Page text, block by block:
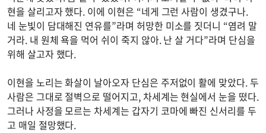
현을 살리고자 했다. 이에 이현은 “네게 그런 사람이 생겼구나.
네 눈빛이 담대해진 연유를”라며 허망한 미소를 짓더니 “염려 말
거라. 내 원체 욕을 먹어 쉬이 죽지 않아. 난 살 거다”라며 단심을
위해 살고자 했다.
이현을 노리는 화살이 날아오자 단심은 주저없이 활에 맞았다. 두
사람은 그대로 절벽으로 떨어지고, 차세계는 현실에서 눈을 떴다.
그러나 사정을 모르는 차세계는 갑자기 코마에 빠진 신서리를 두
고 매일 절망했다.